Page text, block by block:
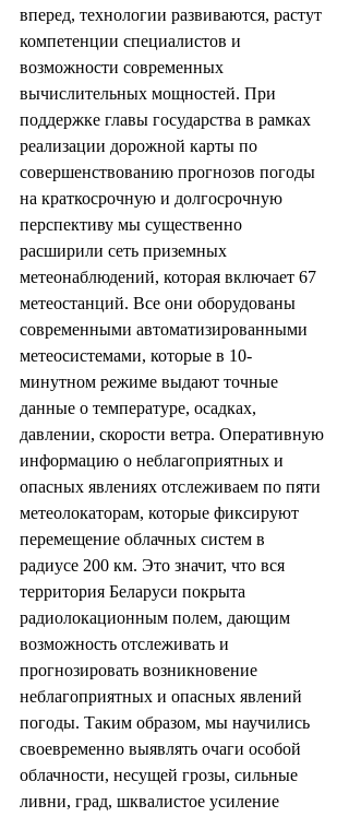
вперед, технологии развиваются, растут
компетенции специалистов и
возможности современных
вычислительных мощностей. При
поддержке главы государства в рамках
реализации дорожной карты по
совершенствованию прогнозов погоды
на краткосрочную и долгосрочную
перспективу мы существенно
расширили сеть приземных
метеонаблюдений, которая включает 67
метеостанций. Все они оборудованы
современными автоматизированными
метеосистемами, которые в 10-
минутном режиме выдают точные
данные о температуре, осадках,
давлении, скорости ветра. Оперативную
информацию о неблагоприятных и
опасных явлениях отслеживаем по пяти
метеолокаторам, которые фиксируют
перемещение облачных систем в
радиусе 200 км. Это значит, что вся
территория Беларуси покрыта
радиолокационным полем, дающим
возможность отслеживать и
прогнозировать возникновение
неблагоприятных и опасных явлений
погоды. Таким образом, мы научились
своевременно выявлять очаги особой
облачности, несущей грозы, сильные
ливни, град, шквалистое усиление